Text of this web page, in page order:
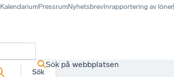
KalendariumPressrumNyhetsbrevInrapportering av löner
Sök på webbplatsen
Sök